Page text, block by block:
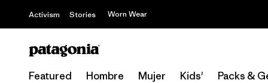
Activism Stories Worn Wear
Featured Hombre Mujer Kids' Packs &